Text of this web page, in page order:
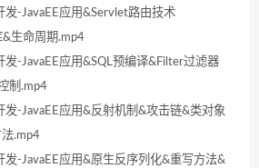
-JavaEE应用&Servlet路由技术
生命周期.mp4
-JavaEE应用&SQL预编译&Filter过滤器
制.mp4
-JavaEE应用&反射机制&攻击链&类对象
.mp4
-JavaEE应用&原生反序列化&重写方法&